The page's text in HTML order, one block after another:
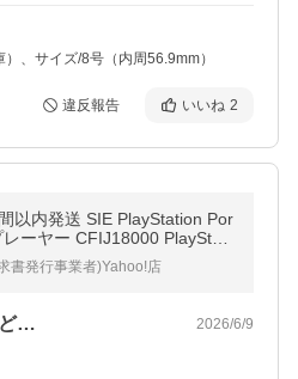
、サイズ/8号（内周56.9mm）
違反報告 いいね 2
以内発送 SIE PlayStation Por
ーヤー CFIJ18000 PlayStati
PS5
書発行事業者)Yahoo!店
ど… 2026/6/9